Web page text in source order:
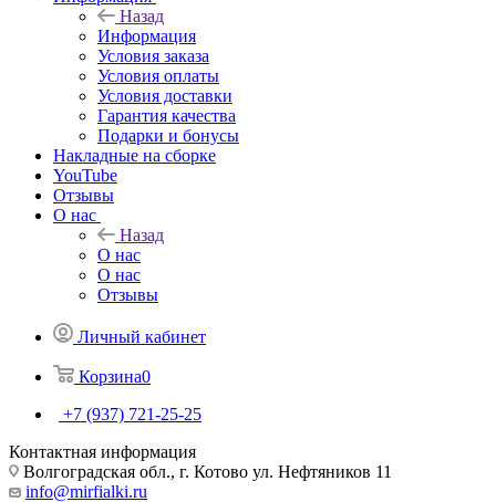
Назад
Информация
Условия заказа
Условия оплаты
Условия доставки
Гарантия качества
Подарки и бонусы
Накладные на сборке
YouTube
Отзывы
О нас
Назад
О нас
О нас
Отзывы
Личный кабинет
Корзина0
+7 (937) 721-25-25
Контактная информация
Волгоградская обл., г. Котово ул. Нефтяников 11
info@mirfialki.ru